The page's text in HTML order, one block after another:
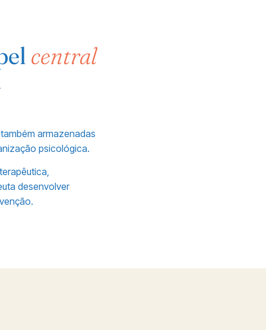
central
armazenadas
psicológica.
desenvolver